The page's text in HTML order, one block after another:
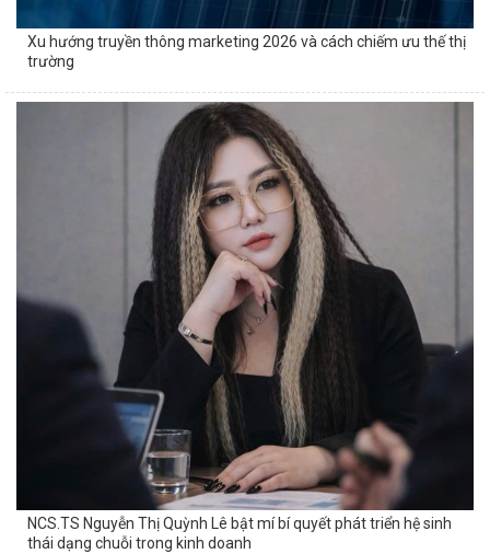
Xu hướng truyền thông marketing 2026 và cách chiếm ưu thế thị
trường
NCS.TS Nguyễn Thị Quỳnh Lê bật mí bí quyết phát triển hệ sinh
thái dạng chuỗi trong kinh doanh